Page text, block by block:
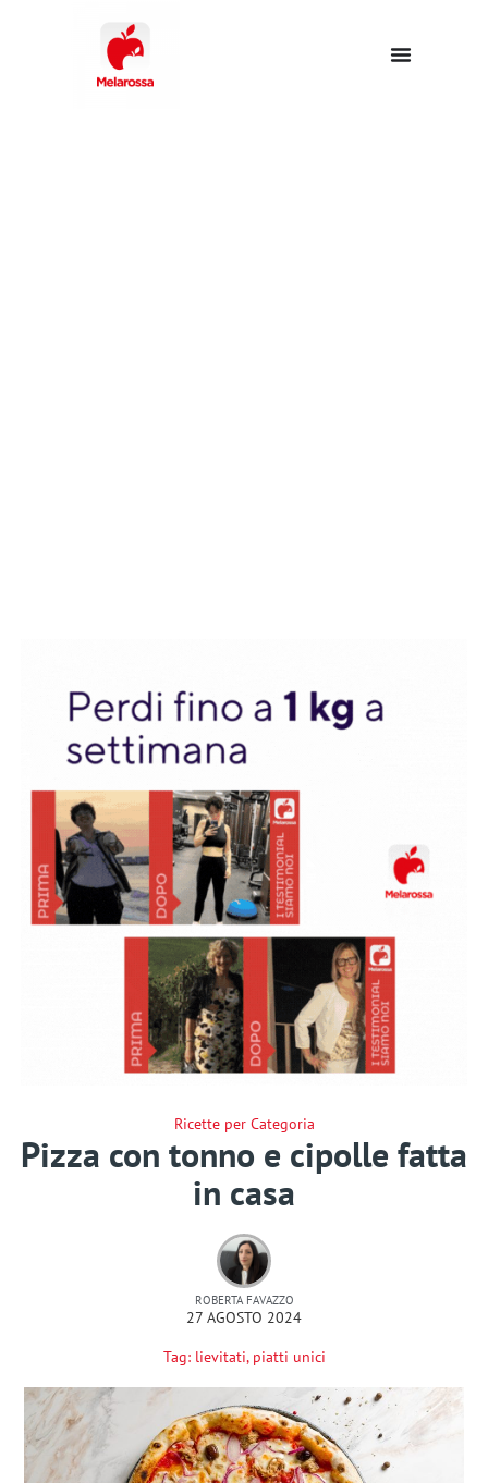
Ricette per Categoria
Pizza con tonno e cipolle fatta
in casa
ROBERTA FAVAZZO
27 AGOSTO 2024
Tag: lievitati, piatti unici